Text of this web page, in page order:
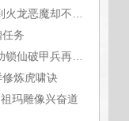
务
炼虎啸诀
玛雕像兴奋道